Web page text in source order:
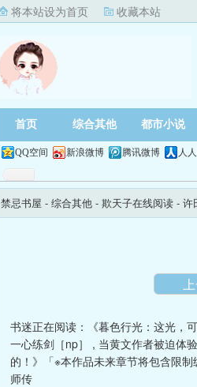
将本站设为首页 收藏本站
首页 综合其他 都市小说
QQ空间 新浪微博 腾讯微博 人
禁忌书屋 - 综合其他 - 欺天子在线阅读 - 许
书迷正在阅读： 《暮色行光：这光，
一心练剑［np］
, 当黄文作者被迫体
的！》「※本作品未来章节将包含限
师传